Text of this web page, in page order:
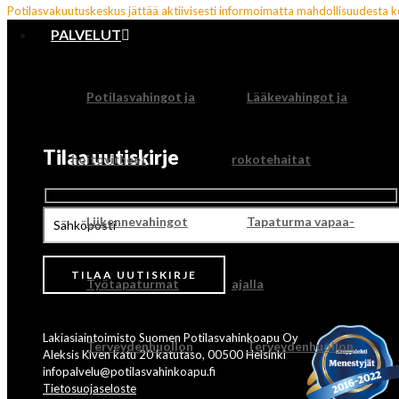
PALVELUT
Potilasvahingot ja
hoitovirheet
Lääkevahingot ja
rokotehaitat
Liikennevahingot Tapaturma vapaa-
ajalla
Työtapaturmat
Terveydenhuollon
Terveydenhuollon
Potilasvakuutuskeskus jättää aktiivisesti informoimatta mahdollisuudesta
Tilaa uutiskirje
Lakiasiaintoimisto Suomen Potilasvahinkoapu Oy
Aleksis Kiven katu 20 katutaso, 00500 Helsinki
infopalvelu@potilasvahinkoapu.fi
Tietosuojaseloste